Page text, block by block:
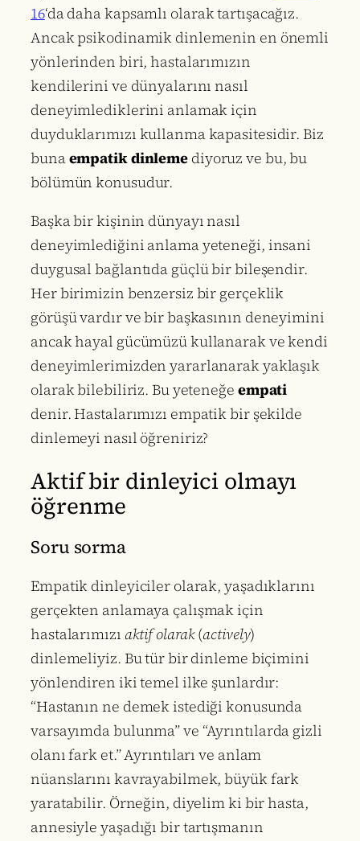
16‘da daha kapsamlı olarak tartışacağız.
Ancak psikodinamik dinlemenin en önemli
yönlerinden biri, hastalarımızın
kendilerini ve dünyalarını nasıl
deneyimlediklerini anlamak için
duyduklarımızı kullanma kapasitesidir. Biz
bunaempatik dinleme diyoruz ve bu, bu
bölümün konusudur.
Başka bir kişinin dünyayı nasıl
deneyimlediğini anlama yeteneği, insani
duygusal bağlantıda güçlü bir bileşendir.
Her birimizin benzersiz bir gerçeklik
görüşü vardır ve bir başkasının deneyimini
ancak hayal gücümüzü kullanarak ve kendi
deneyimlerimizden yararlanarak yaklaşık
olarak bilebiliriz. Bu yeteneğe empati
denir. Hastalarımızı empatik bir şekilde
dinlemeyi nasıl öğreniriz?
Aktif bir dinleyici olmayı
öğrenme
Soru sorma
Empatik dinleyiciler olarak, yaşadıklarını
gerçekten anlamaya çalışmak için
hastalarımızı aktif olarak(actively)
dinlemeliyiz. Bu tür bir dinleme biçimini
yönlendiren iki temel ilke şunlardır:
“Hastanın ne demek istediği konusunda
varsayımda bulunma” ve “Ayrıntılarda gizli
olanı fark et.” Ayrıntıları ve anlam
nüanslarını kavrayabilmek, büyük fark
yaratabilir. Örneğin, diyelim ki bir hasta,
annesiyle yaşadığı bir tartışmanın